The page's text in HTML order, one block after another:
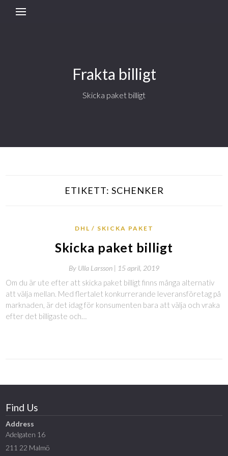
Frakta billigt
Skicka paket billigt
ETIKETT: SCHENKER
DHL SKICKA PAKET
Skicka paket billigt
By Ulla Larsson | 15 april, 2019
Om du är ute efter att skicka paket billigt finns många alternativ
att välja mellan. Med flertalet konkurrerande leveransföretag på
marknaden, är det idag för konsumenten bara att välja och vraka
efter det billigaste och…
Find Us
Address
Adelgaten 16
211 22 Malmö